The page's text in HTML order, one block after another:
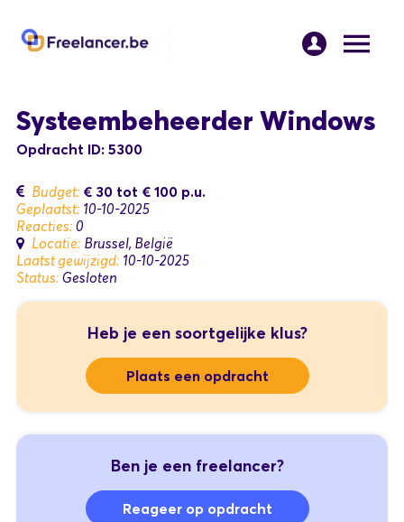
Systeembeheerder Windows
Opdracht ID: 5300
Budget: € 30 tot € 100 p.u.
Geplaatst: 10-10-2025
Reacties: 0
Locatie: Brussel, België
Laatst gewijzigd: 10-10-2025
Status: Gesloten
Heb je een soortgelijke klus?
Plaats een opdracht
Ben je een freelancer?
Reageer op opdracht